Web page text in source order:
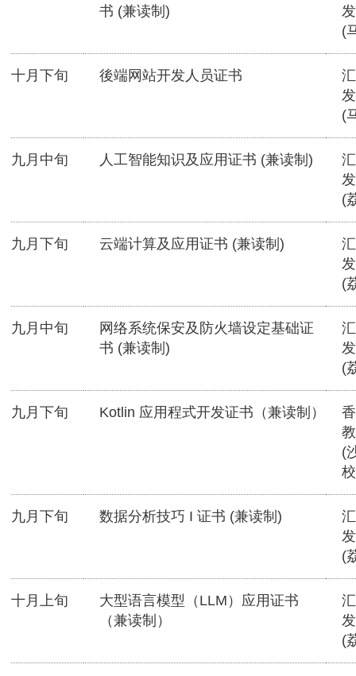
书 (兼读制)
(
十月下旬 後端网站开发人员证书
(
九月中旬 人工智能知识及应用证书 (兼读制)
(
九月下旬 云端计算及应用证书 (兼读制)
(
九月中旬
网络系统保安及防火墙设定基础证
书 (兼读制)
(
九月下旬 Kotlin 应用程式开发证书（兼读制）
(
九月下旬 数据分析技巧 I 证书 (兼读制)
(
十月上旬
大型语言模型（LLM）应用证书
（兼读制）
(